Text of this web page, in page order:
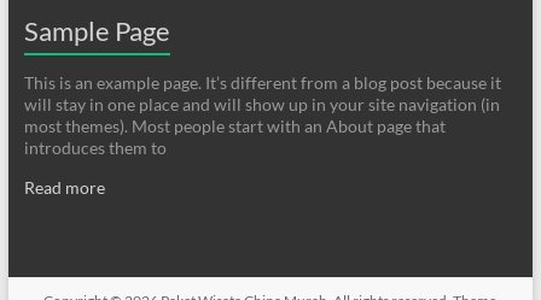
Sample Page
This is an example page. It’s different from a blog post because it
will stay in one place and will show up in your site navigation (in
most themes). Most people start with an About page that
introduces them to
Read more